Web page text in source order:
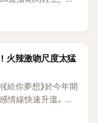
少粉絲湧入社群平
火辣激吻尺度太猛
給你夢想》於今年開
情線快速升溫。最
現床戲橋段，讓